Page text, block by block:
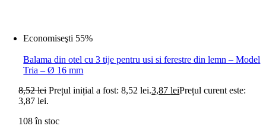
Economiseşti 55%
Balama din otel cu 3 tije pentru usi si ferestre din lemn – Model
Tria – Ø 16 mm
8,52lei Prețul inițial a fost: 8,52 lei.3,87leiPrețul curent este:
3,87 lei.
108 în stoc